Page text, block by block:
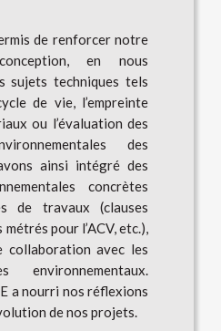
de renforcer notre
conception, en nous
sujets techniques tels
de vie, l’empreinte
ou l’évaluation des
des
ainsi intégré des
concrètes
de travaux (clauses
pour l’ACV, etc.),
collaboration avec les
environnementaux.
a nourri nos réflexions
de nos projets.